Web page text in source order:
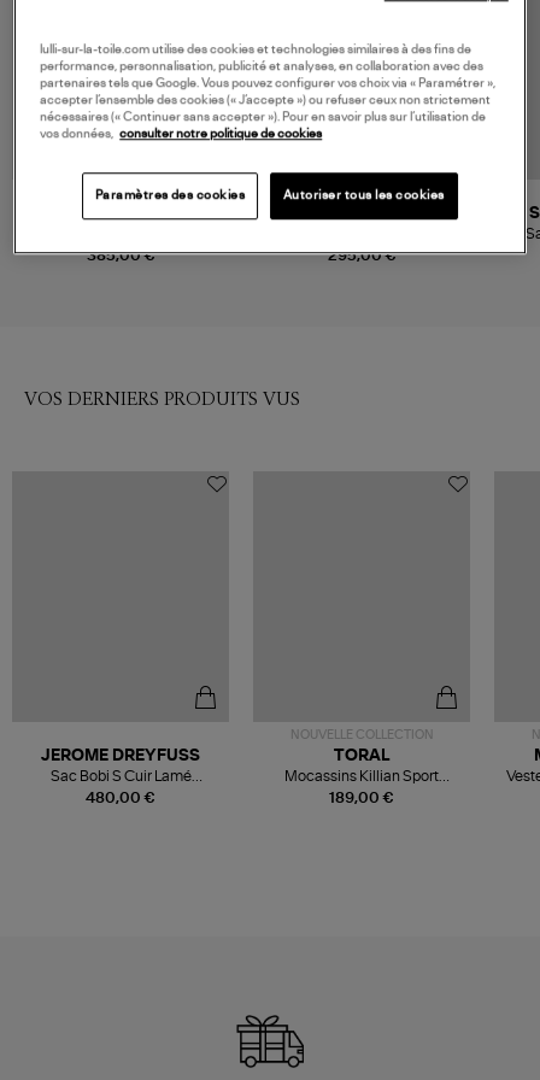
385,00 €
LES FELICITES
295,00 €
VOS DERNIERS PRODUITS VUS
480,00 €
JEROME DREYFUSS
Sac Bobi S Cuir Lamé
Champagne
NOUVELLE COLLECTION
189,00 €
TORAL
Mocassins Killian Sport
Mousse
lulli-sur-la-toile.com utilise des cookies et technologies similaires à des fins de
performance, personnalisation, publicité et analyses, en collaboration avec des
partenaires tels que Google. Vous pouvez configurer vos choix via « Paramétrer »,
accepter l’ensemble des cookies (« J’accepte ») ou refuser ceux non strictement
nécessaires (« Continuer sans accepter »). Pour en savoir plus sur l’utilisation de
vos données, consulter notre politique de cookies
Paramètres des cookies Autoriser tous les cookies